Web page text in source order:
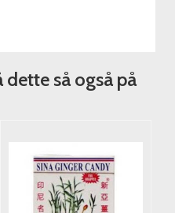
dette så også på